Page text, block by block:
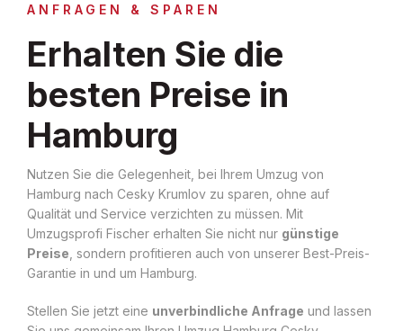
ANFRAGEN & SPAREN
Erhalten Sie die
besten Preise in
Hamburg
Nutzen Sie die Gelegenheit, bei Ihrem Umzug von
Hamburg nach Cesky Krumlov zu sparen, ohne auf
Qualität und Service verzichten zu müssen. Mit
Umzugsprofi Fischer erhalten Sie nicht nur günstige
Preise , sondern profitieren auch von unserer Best-Preis-
Garantie in und um Hamburg.
Stellen Sie jetzt eine unverbindliche Anfrage und lassen